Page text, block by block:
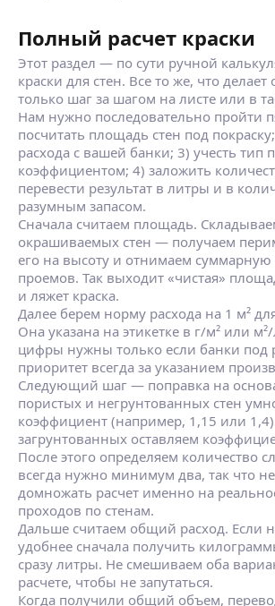
Полный расчет краски
Этот раздел — по сути ручной
краски для стен. Все то же, что
только шаг за шагом на листе или в
Нам нужно последовательно пройти
посчитать площадь стен под
расхода с вашей банки; 3) учесть тип
коэффициентом; 4) заложить
перевести результат в литры и в
разумным запасом.
Сначала считаем площадь.
окрашиваемых стен — получаем
его на высоту и отнимаем
проемов. Так выходит «чистая»
и ляжет краска.
Далее берем норму расхода на 1 м²
Она указана на этикетке в г/м² или
цифры нужны только если банки под
приоритет всегда за указанием
Следующий шаг — поправка на
пористых и негрунтованных стен
коэффициент (например, 1,15 или
загрунтованных оставляем
После этого определяем количество
всегда нужно минимум два, так что
домножать расчет именно на
проходов по стенам.
Дальше считаем общий расход. Если
удобнее сначала получить
сразу литры. Не смешиваем оба
расчете, чтобы не запутаться.
Когда получили общий объем,